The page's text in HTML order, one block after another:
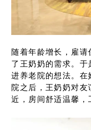
随着年龄增长，雇
了王奶奶的需求。
进养老院的想法。在
院之后，王奶奶对
近，房间舒适温馨，